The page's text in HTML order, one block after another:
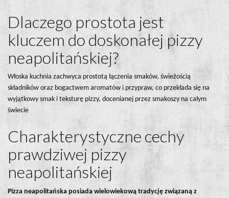
Dlaczego prostota jest
kluczem do doskonałej pizzy
neapolitańskiej?
Włoska kuchnia zachwyca prostotą łączenia smaków, świeżością
składników oraz bogactwem aromatów i przypraw, co przekłada się na
wyjątkowy smak i teksturę pizzy, docenianej przez smakoszy na całym
świecie
Charakterystyczne cechy
prawdziwej pizzy
neapolitańskiej
Pizza neapolitańska posiada wielowiekową tradycję związaną z